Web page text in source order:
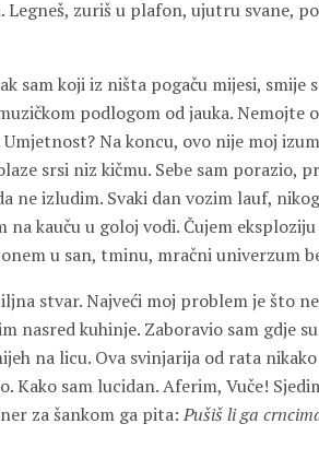
Legneš, zuriš u plafon, ujutru svane,
sam koji iz ništa pogaču mijesi, smije
podlogom od jauka. Nemojte
Umjetnost? Na koncu, ovo nije moj
srsi niz kičmu. Sebe sam porazio,
ne izludim. Svaki dan vozim lauf,
na kauču u goloj vodi. Čujem
u san, tminu, mračni univerzum
stvar. Najveći moj problem je što
nasred kuhinje. Zaboravio sam gdje
na licu. Ova svinjarija od rata
Kako sam lucidan. Aferim, Vuče!
za šankom ga pita: Pušiš li ga